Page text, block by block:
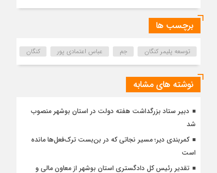
برچسب ها
توسعه پلیمر کنگان جم عباس اعتمادی پور کنگان
نوشته های مشابه
دبیر ستاد بزرگداشت هفته دولت در استان بوشهر منصوب
شد
کمربندی دیر؛ مسیر نجاتی که در بن‌بست ترک‌فعل‌ها مانده
است
تقدیر رئیس کل دادگستری استان بوشهر از معاون مالی و